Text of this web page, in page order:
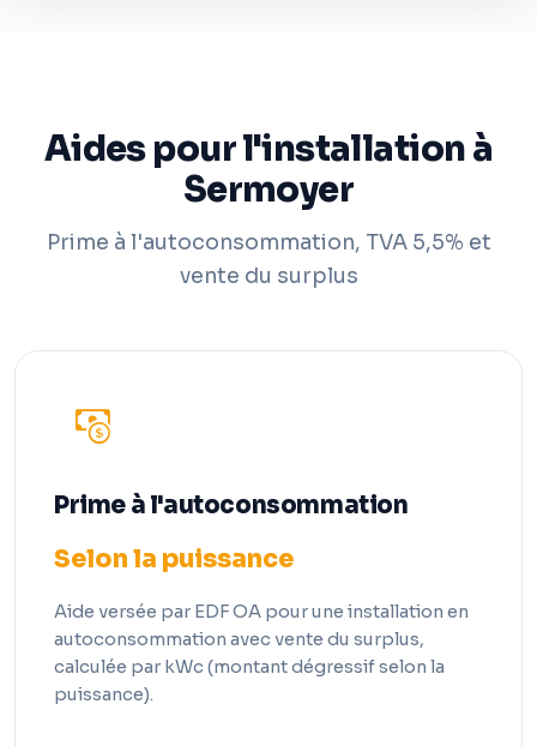
Aides pour l'installation à
Sermoyer
Prime à l'autoconsommation, TVA 5,5% et
vente du surplus
Prime à l'autoconsommation
Selon la puissance
Aide versée par EDF OA pour une installation en
autoconsommation avec vente du surplus,
calculée par kWc (montant dégressif selon la
puissance).